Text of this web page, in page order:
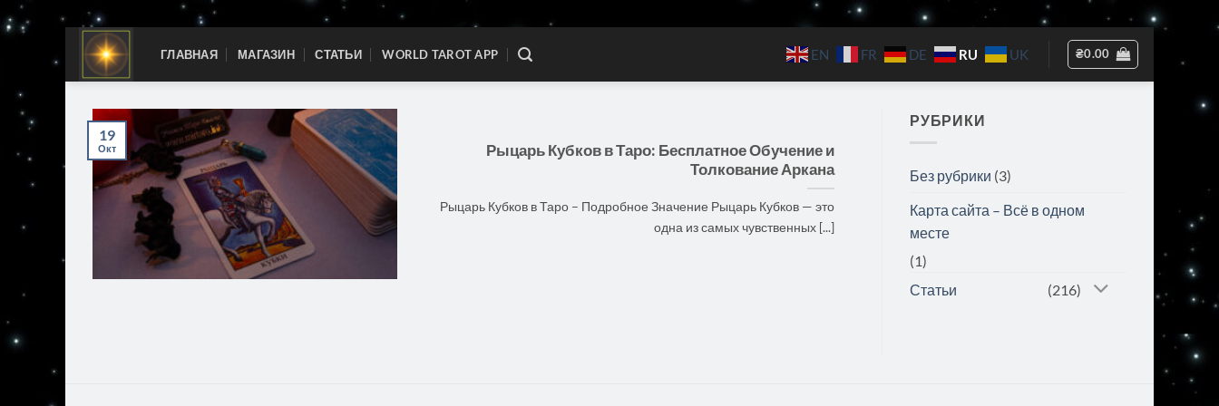
Skip
content
ГЛАВНАЯ МАГАЗИН СТАТЬИ WORLD TAROT APP EN FR DE RU UK ₴0.00
Рыцарь Кубков в Таро: Бесплатное Обучение и
Толкование Аркана
Рыцарь Кубков в Таро – Подробное Значение Рыцарь Кубков — это
одна из самых чувственных [...]
19
Окт
РУБРИКИ
Без рубрики (3)
Карта сайта – Всё в одном
месте
(1)
Статьи
(216)